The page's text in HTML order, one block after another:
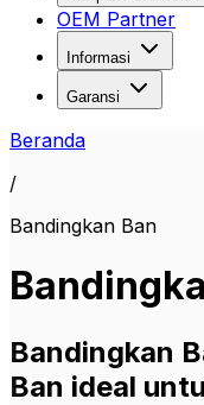
OEM Partner
Informasi
Garansi
Beranda
/
Bandingkan Ban
Bandingkan
Ban ideal